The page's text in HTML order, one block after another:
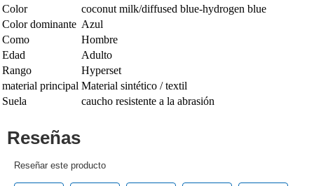
Color
coconut milk/diffused blue-hydrogen blue
Color dominante Azul
Como
Hombre
Edad
Adulto
Rango
Hyperset
material principal Material sintético / textil
Suela
caucho resistente a la abrasión